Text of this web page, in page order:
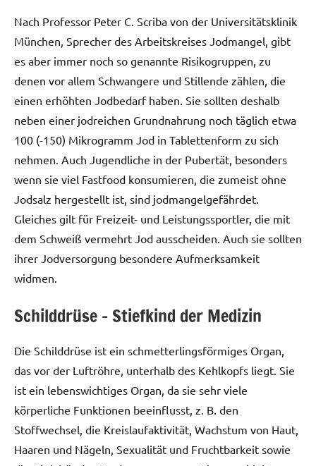
Nach Professor Peter C. Scriba von der Universitätsklinik
München, Sprecher des Arbeitskreises Jodmangel, gibt
es aber immer noch so genannte Risikogruppen, zu
denen vor allem Schwangere und Stillende zählen, die
einen erhöhten Jodbedarf haben. Sie sollten deshalb
neben einer jodreichen Grundnahrung noch täglich etwa
100 (-150) Mikrogramm Jod in Tablettenform zu sich
nehmen. Auch Jugendliche in der Pubertät, besonders
wenn sie viel Fastfood konsumieren, die zumeist ohne
Jodsalz hergestellt ist, sind jodmangelgefährdet.
Gleiches gilt für Freizeit- und Leistungssportler, die mit
dem Schweiß vermehrt Jod ausscheiden. Auch sie sollten
ihrer Jodversorgung besondere Aufmerksamkeit
widmen.
Schilddrüse – Stiefkind der Medizin
Die Schilddrüse ist ein schmetterlingsförmiges Organ,
das vor der Luftröhre, unterhalb des Kehlkopfs liegt. Sie
ist ein lebenswichtiges Organ, da sie sehr viele
körperliche Funktionen beeinflusst, z. B. den
Stoffwechsel, die Kreislaufaktivität, Wachstum von Haut,
Haaren und Nägeln, Sexualität und Fruchtbarkeit sowie